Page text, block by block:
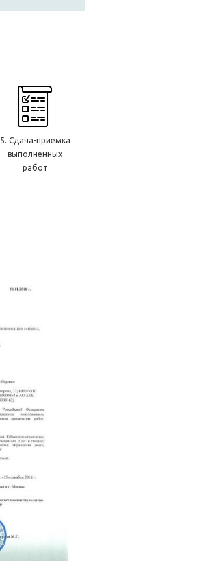
5. Сдача-приемка
выполненных
работ